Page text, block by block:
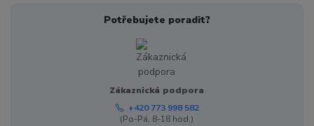
Potřebujete poradit?
Zákaznická podpora
+420 773 998 582
(Po-Pá, 8-18 hod.)